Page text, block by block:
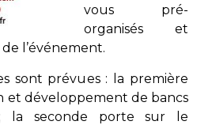
vous pré-
organisés et
l’événement.
sont prévues : la première
et développement de bancs
; la seconde porte sur le